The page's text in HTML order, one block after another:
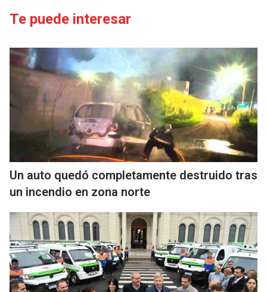
Te puede interesar
Un auto quedó completamente destruido tras
un incendio en zona norte